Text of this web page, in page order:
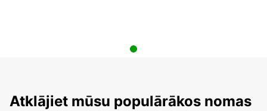
Atklājiet mūsu populārākos nomas